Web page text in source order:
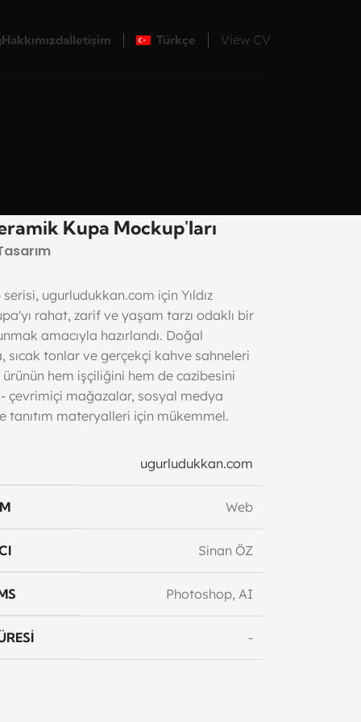
Hakkımızdaİletişim Türkçe View CV
Kupa Mockup'ları
ugurludukkan.com için Yıldız
rahat, zarif ve yaşam tarzı odaklı bir
amacıyla hazırlandı. Doğal
sıcak tonlar ve gerçekçi kahve sahneleri
ürünün hem işçiliğini hem de cazibesini
çevrimiçi mağazalar, sosyal medya
tanıtım materyalleri için mükemmel.
ugurludukkan.com
Web
Sinan ÖZ
Photoshop, AI
-